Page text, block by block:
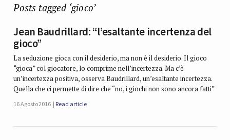
Posts tagged ‘gioco’
Jean Baudrillard: “l’esaltante incertenza del
gioco”
La seduzione gioca con il desiderio, ma non è il desiderio. Il gioco
“gioca” col giocatore, lo comprime nell’incertezza. Ma c’è
un’incertezza positiva, osserva Baudrillard, un’esaltante incertezza.
Quella che ci permette di dire che “no, i giochi non sono ancora fatti”
16 Agosto 2016 Read article